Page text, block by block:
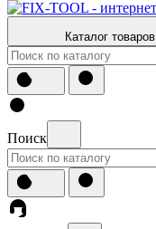
Каталог товаров
Поиск